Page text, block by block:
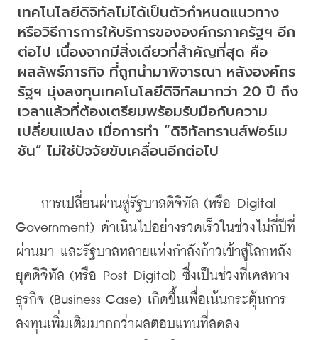
เทคโนโลยีดิจิทัลไม่ได้เป็นตัวกำหนดแนวทาง
หรือวิธีการการให้บริการขององค์กรภาครัฐฯ อีก
ต่อไป เนื่องจากมีสิ่งเดียวที่สำคัญที่สุด คือ
ผลลัพธ์ภารกิจ ที่ถูกนำมาพิจารณา หลังองค์กร
รัฐฯ มุ่งลงทุนเทคโนโลยีดิจิทัลมากว่า 20 ปี ถึง
เวลาแล้วที่ต้องเตรียมพร้อมรับมือกับความ
เปลี่ยนแปลง เมื่อการทำ “ดิจิทัลทรานส์ฟอร์เม
ชัน” ไม่ใช่ปัจจัยขับเคลื่อนอีกต่อไป
การเปลี่ยนผ่านสู่รัฐบาลดิจิทัล (หรือ Digital
Government) ดำเนินไปอย่างรวดเร็วในช่วงไม่กี่ปีที่
ผ่านมา และรัฐบาลหลายแห่งกำลังก้าวเข้าสู่โลกหลัง
ยุคดิจิทัล (หรือ Post-Digital) ซึ่งเป็นช่วงที่เคสทาง
ธุรกิจ (Business Case) เกิดขึ้นเพื่อเน้นกระตุ้นการ
ลงทุนเพิ่มเติมมากกว่าผลตอบแทนที่ลดลง